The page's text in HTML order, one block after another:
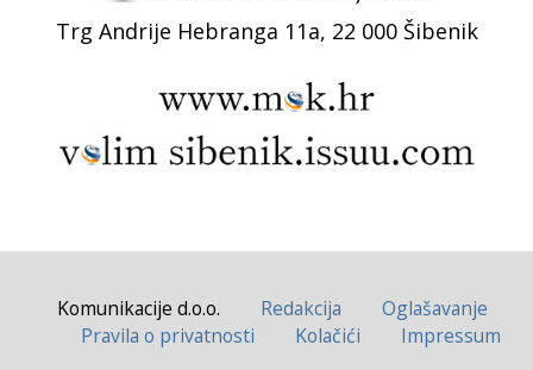
Trg Andrije Hebranga 11a, 22 000 Šibenik
Komunikacije d.o.o. Redakcija
Oglašavanje
Pravila o privatnosti
Kolačići
Impressum